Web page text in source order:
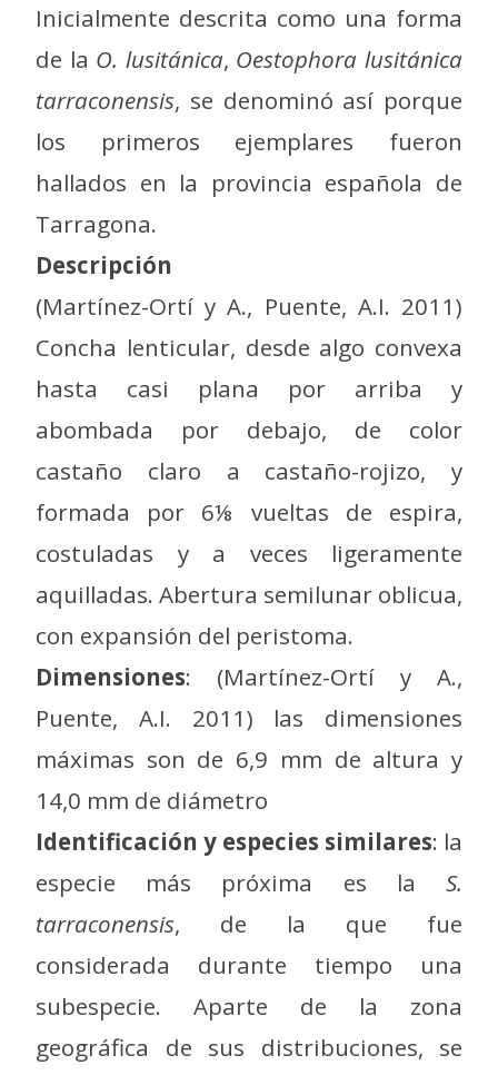
Inicialmente descrita como una forma
de la O. lusitánica, Oestophora lusitánica
tarraconensis, se denominó así porque
los primeros ejemplares fueron
hallados en la provincia española de
Tarragona.
Descripción
(Martínez-Ortí y A., Puente, A.I. 2011)
Concha lenticular, desde algo convexa
hasta casi plana por arriba y
abombada por debajo, de color
castaño claro a castaño-rojizo, y
formada por 6⅛ vueltas de espira,
costuladas y a veces ligeramente
aquilladas. Abertura semilunar oblicua,
con expansión del peristoma.
Dimensiones: (Martínez-Ortí y A.,
Puente, A.I. 2011) las dimensiones
máximas son de 6,9 mm de altura y
14,0 mm de diámetro
Identificación y especies similares: la
especie más próxima es la S.
tarraconensis, de la que fue
considerada durante tiempo una
subespecie. Aparte de la zona
geográfica de sus distribuciones, se